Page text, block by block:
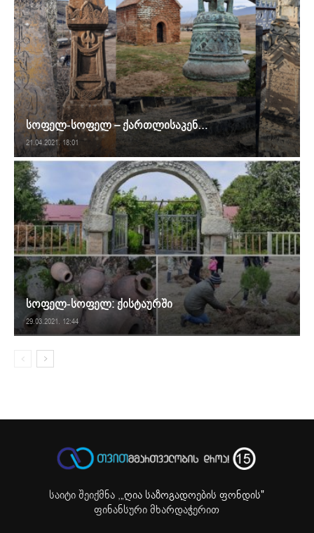
სოფელ-სოფელ – ქართლისაკენ…
21.04.2021. 18:01
სოფელ-სოფელ: ქისტაურში
29.03.2021. 12:44
საიტი შეიქმნა ,„ღია საზოგადოების ფონდის"
ფინანსური მხარდაჭერით